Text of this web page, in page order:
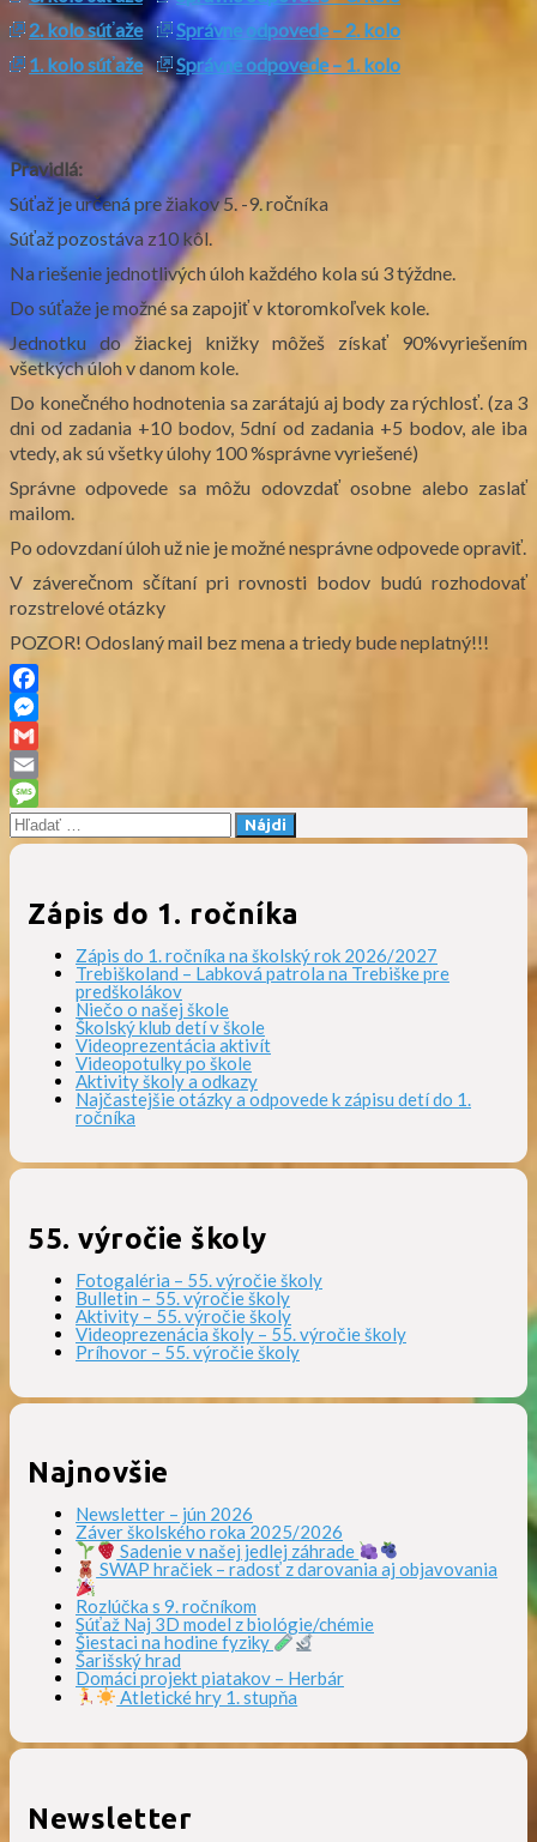
2. kolo súťaže
Správne odpovede – 2. kolo
1. kolo súťaže
Správne odpovede – 1. kolo
Pravidlá:
Súťaž je určená pre žiakov 5. -9. ročníka
Súťaž pozostáva z10 kôl.
Na riešenie jednotlivých úloh každého kola sú 3 týždne.
Do súťaže je možné sa zapojiť v ktoromkoľvek kole.
Jednotku do žiackej knižky môžeš získať 90%vyriešením
všetkých úloh v danom kole.
Do konečného hodnotenia sa zarátajú aj body za rýchlosť. (za 3
dni od zadania +10 bodov, 5dní od zadania +5 bodov, ale iba
vtedy, ak sú všetky úlohy 100 %správne vyriešené)
Správne odpovede sa môžu odovzdať osobne alebo zaslať
mailom.
Po odovzdaní úloh už nie je možné nesprávne odpovede opraviť.
V záverečnom sčítaní pri rovnosti bodov budú rozhodovať
rozstrelové otázky
POZOR! Odoslaný mail bez mena a triedy bude neplatný!!!
Facebook
Messenger
Gmail
Email
Message
Hľadať:
Zápis do 1. ročníka
Zápis do 1. ročníka na školský rok 2026/2027
Trebiškoland – Labková patrola na Trebiške pre
predškolákov
Niečo o našej škole
Školský klub detí v škole
Videoprezentácia aktivít
Videopotulky po škole
Aktivity školy a odkazy
Najčastejšie otázky a odpovede k zápisu detí do 1.
ročníka
55. výročie školy
Fotogaléria – 55. výročie školy
Bulletin – 55. výročie školy
Aktivity – 55. výročie školy
Videoprezenácia školy – 55. výročie školy
Príhovor – 55. výročie školy
Najnovšie
Newsletter – jún 2026
Záver školského roka 2025/2026
Sadenie v našej jedlej záhrade
SWAP hračiek – radosť z darovania aj objavovania
Rozlúčka s 9. ročníkom
Súťaž Naj 3D model z biológie/chémie
Šiestaci na hodine fyziky
Šarišský hrad
Domáci projekt piatakov – Herbár
Atletické hry 1. stupňa
Newsletter